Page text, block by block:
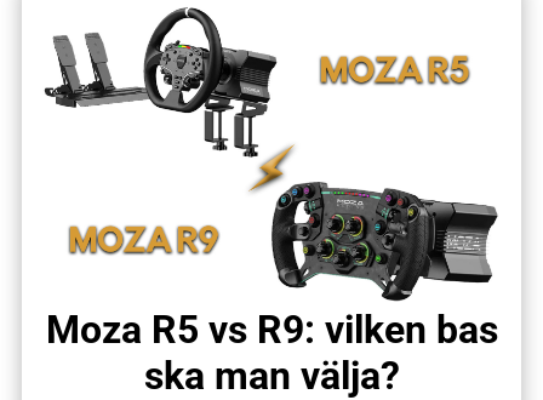
Moza R5 vs R9: vilken bas
ska man välja?